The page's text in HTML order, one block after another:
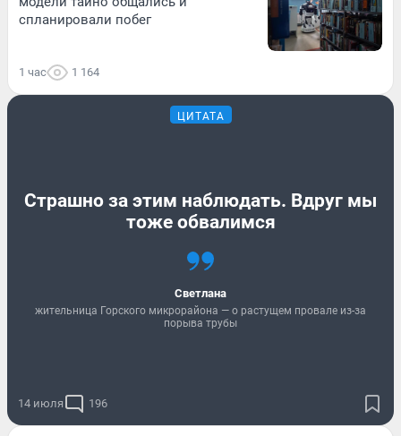
спланировали побег
1 час 1 164
ЦИТАТА
Страшно за этим наблюдать. Вдруг мы
тоже обвалимся
Светлана
жительница Горского микрорайона — о растущем провале из-за
порыва трубы
14 июля 196